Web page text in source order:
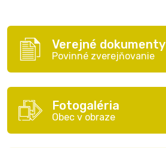
Verejné dokumenty
Povinné zverejňovanie
Fotogaléria
Obec v obraze